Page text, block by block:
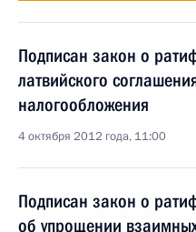
Подписан закон о
латвийского
налогообложения
4 октября 2012 года, 11:00
Подписан закон о
об упрощении